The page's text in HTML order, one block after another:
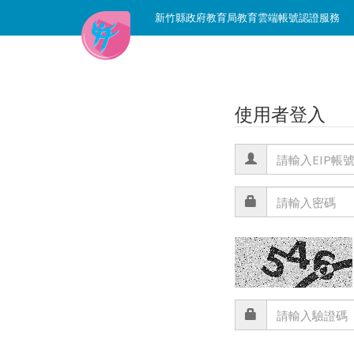
新竹縣政府教育局教育雲端帳號認證服務
使用者登入